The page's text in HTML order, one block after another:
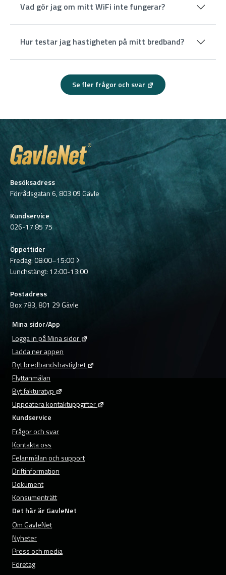
Vad gör jag om mitt WiFi inte fungerar?
Hur testar jag hastigheten på mitt bredband?
Se fler frågor och svar
Besöksadress
Förrådsgatan 6, 803 09 Gävle
Kundservice
026-17 85 75
Öppettider
Fredag:08:00–15:00
Lunchstängt: 12:00-13:00
Postadress
Box 783, 801 29 Gävle
Mina sidor/App
Logga in på Mina sidor
Ladda ner appen
Byt bredbandshastighet
Flyttanmälan
Byt fakturatyp
Uppdatera kontaktuppgifter
Kundservice
Frågor och svar
Kontakta oss
Felanmälan och support
Driftinformation
Dokument
Konsumenträtt
Det här är GavleNet
Om GavleNet
Nyheter
Press och media
Företag